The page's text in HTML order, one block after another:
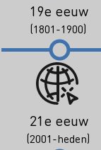
19e eeuw
(1801-1900)
21e eeuw
(2001-heden)